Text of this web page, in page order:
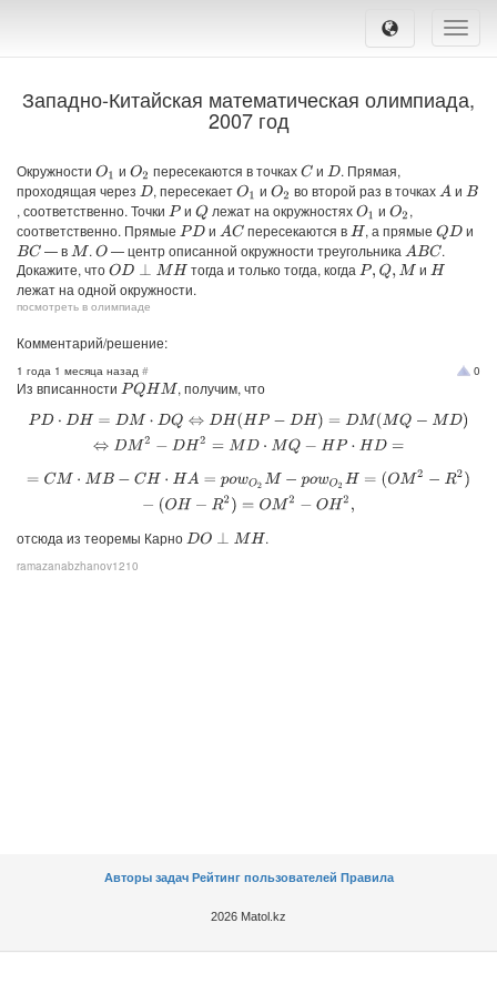
Toggle
Западно-Китайская математическая олимпиада,
2007 год
Окружности O1 и O2 пересекаются в точкахCи D. Прямая,
проходящая через D , пересекаетO1 и O2 во второй раз в точкахA и B
, соответственно. Точки Pи Qлежат на окружностяхO1 иO2,
соответственно. Прямые PD и AC пересекаются вH , а прямыеQD и
BC — вM . O— центр описанной окружности треугольника ABC .
Докажите, чтоOD⊥ M H тогда и только тогда, когда P,Q,M и H
лежат на одной окружности.
посмотреть в олимпиаде
Комментарий/решение:
0
1 года 1 месяца назад #
Из вписанности PQHM
, получим, что
D⋅DH=DM⋅ DQ ⇔DH (HP−D H)=DM(MQ−MD )⇔DM 2−DH2=MD⋅M Q− HP⋅HD
=CM⋅M B −CH⋅ HA=pow O2M−po wO2H=(OM2 −R2)−(OH −R 2)=OM2 −OH2,
отсюда из теоремы КарноDO⊥ M H .
ramazanabzhanov1210
Авторы задач Рейтинг пользователей Правила
2026 Matol.kz